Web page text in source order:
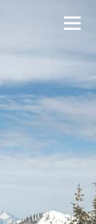
切换